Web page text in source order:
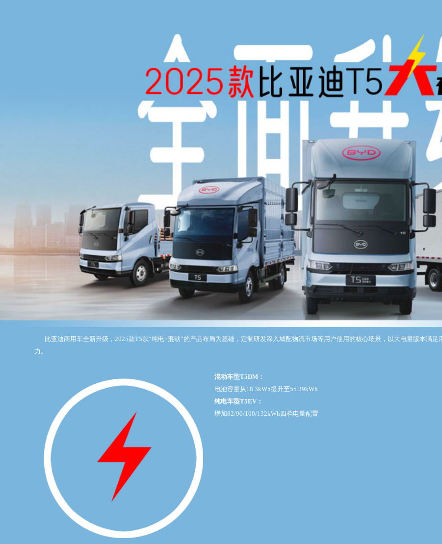
比亚迪商用车全新升级，2025款T5以“纯电+混动”的产品布局为基础，定制研发深入城配物流市场等用户使用的核心场景，以大电量版本满
力。
混动车型T5DM：
电池容量从18.3kWh提升至55.39kWh
纯电车型T5EV：
增加82/90/100/132kWh四档电量配置